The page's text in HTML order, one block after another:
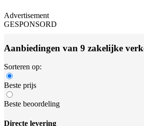
Advertisement
GESPONSORD
Aanbiedingen van 9 zakelijke
Sorteren op:
Beste prijs
Beste beoordeling
Directe levering